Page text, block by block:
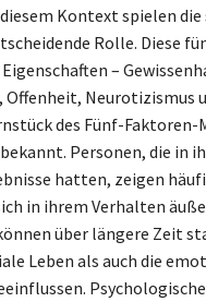
Kontext spielen
Rolle. Diese
–
Neurotizismus
des Fünf-Faktoren-
Personen, die in
hatten, zeigen
in ihrem Verhalten
über längere Zeit
Leben als auch die